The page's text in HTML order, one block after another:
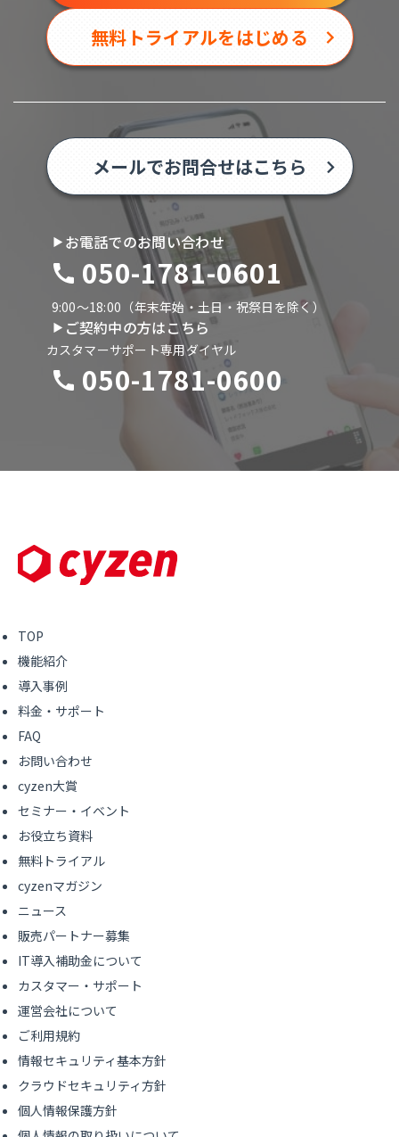
無料トライアルをはじめる
メールでお問合せはこちら
お電話でのお問い合わせ
050-1781-0601
9:00〜18:00（年末年始・土日・祝祭日を除く）
ご契約中の方はこちら
カスタマーサポート専用ダイヤル
050-1781-0600
TOP
機能紹介
導入事例
料金・サポート
FAQ
お問い合わせ
cyzen大賞
セミナー・イベント
お役立ち資料
無料トライアル
cyzenマガジン
ニュース
販売パートナー募集
IT導入補助金について
カスタマー・サポート
運営会社について
ご利用規約
情報セキュリティ基本方針
クラウドセキュリティ方針
個人情報保護方針